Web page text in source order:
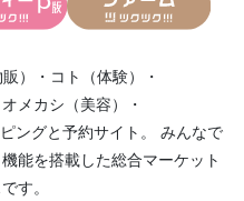
） ・ コト（体験）
・
オメカシ（美容）
・
ングと予約サイト。
みんなで
能を搭載した総合マーケット
す。